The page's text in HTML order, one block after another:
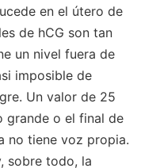
en el útero de
de hCG son tan
un nivel fuera de
imposible de
Un valor de 25
grande o el final de
no tiene voz propia.
sobre todo, la